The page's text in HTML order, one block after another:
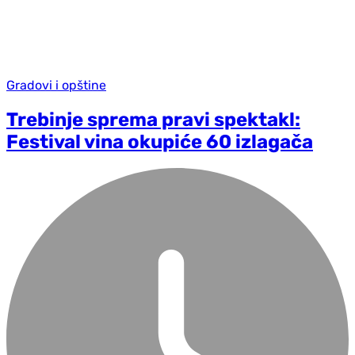
Gradovi i opštine
Trebinje sprema pravi spektakl:
Festival vina okupiće 60 izlagača